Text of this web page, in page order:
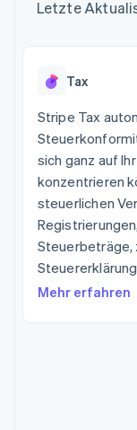
Authorization
Optimierung
Link
Beschleunigter
Bezahlvorgang
Financial
Connections
Verbundene
Finanzdaten
Letzte
Tax
Stripe Tax
sich ganz auf
konzentrieren
steuerlichen
Steuerbeträge,
Mehr erfahren